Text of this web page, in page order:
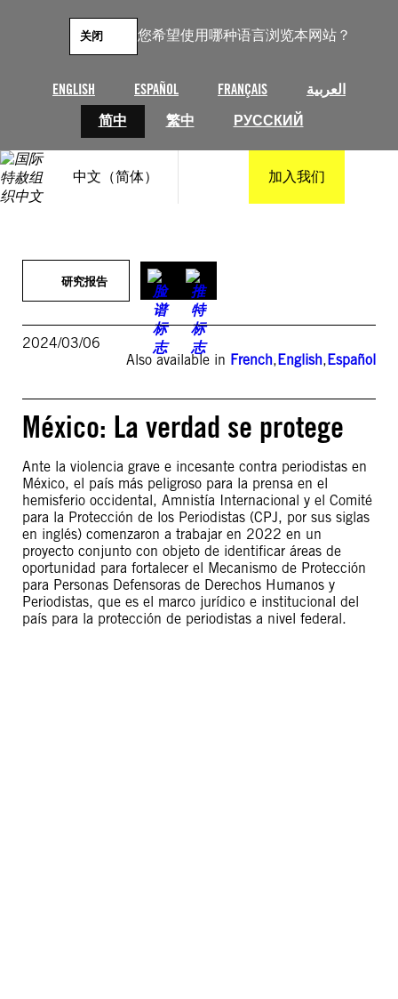
您希望使用哪种语言浏览本网站？
ENGLISH ESPAÑOL FRANÇAIS
العربية
简中
繁中 РУССКИЙ
关闭
中文（简体） 加入我们
研究报告
2024/03/06
Also available in French,English,Español
México: La verdad se protege
Ante la violencia grave e incesante contra periodistas en
México, el país más peligroso para la prensa en el
hemisferio occidental, Amnistía Internacional y el Comité
para la Protección de los Periodistas (CPJ, por sus siglas
en inglés) comenzaron a trabajar en 2022 en un
proyecto conjunto con objeto de identificar áreas de
oportunidad para fortalecer el Mecanismo de Protección
para Personas Defensoras de Derechos Humanos y
Periodistas, que es el marco jurídico e institucional del
país para la protección de periodistas a nivel federal.